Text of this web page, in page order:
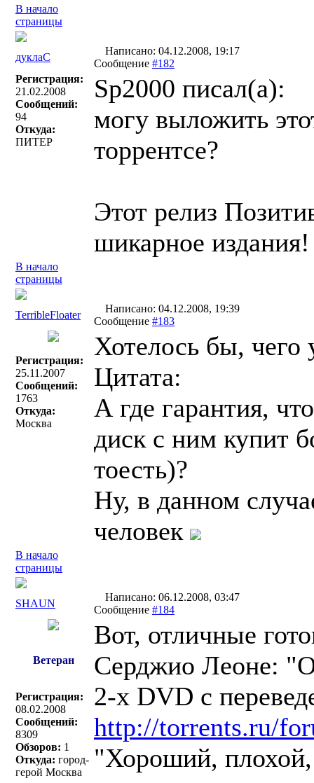
В начало
страницы
дуклаС
Написано: 04.12.2008, 19:17
Сообщение #182
Регистрация:
21.02.2008
Сообщений:
94
Откуда:
ПИТЕР
Sp2000 писал(a):
могу выложить
торрентсе?
Этот релиз
шикарное
В начало
страницы
TerribleFloater
Написано: 04.12.2008, 19:39
Сообщение #183
Регистрация:
25.11.2007
Сообщений:
1763
Откуда:
Москва
Хотелось бы,
Цитата:
А где гарантия,
диск с ним купит
тоесть)?
Ну, в данном
человек
В начало
страницы
SHAUN
Написано: 06.12.2008, 03:47
Сообщение #184
Ветеран
Регистрация:
08.02.2008
Сообщений:
8309
Обзоров: 1
Откуда: город-
герой Москва
Вот, отличные
Серджио Леоне:
2-х DVD с
http://torrents.ru/
"Хороший,